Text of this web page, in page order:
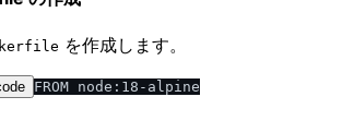
を作成します。
FROM node:18-alpine